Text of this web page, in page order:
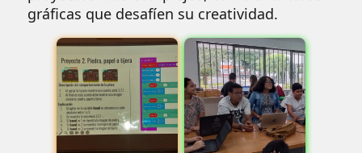
gráficas que desafíen su creatividad.